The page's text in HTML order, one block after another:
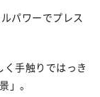
パワーでプレス
手触りではっき
」。